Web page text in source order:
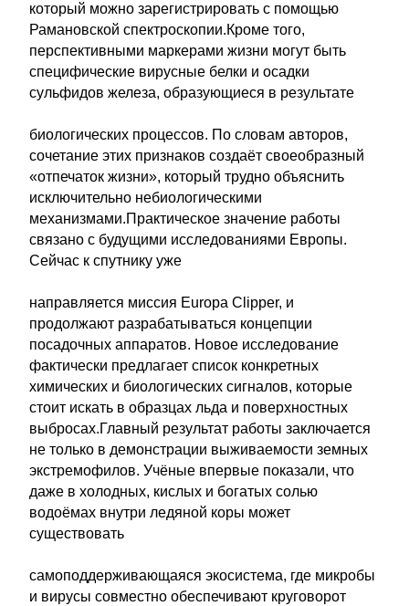
который можно зарегистрировать с помощью
Рамановской спектроскопии.Кроме того,
перспективными маркерами жизни могут быть
специфические вирусные белки и осадки
сульфидов железа, образующиеся в результате
биологических процессов. По словам авторов,
сочетание этих признаков создаёт своеобразный
«отпечаток жизни», который трудно объяснить
исключительно небиологическими
механизмами.Практическое значение работы
связано с будущими исследованиями Европы.
Сейчас к спутнику уже
направляется миссия Europa Clipper, и
продолжают разрабатываться концепции
посадочных аппаратов. Новое исследование
фактически предлагает список конкретных
химических и биологических сигналов, которые
стоит искать в образцах льда и поверхностных
выбросах.Главный результат работы заключается
не только в демонстрации выживаемости земных
экстремофилов. Учёные впервые показали, что
даже в холодных, кислых и богатых солью
водоёмах внутри ледяной коры может
существовать
самоподдерживающаяся экосистема, где микробы
и вирусы совместно обеспечивают круговорот